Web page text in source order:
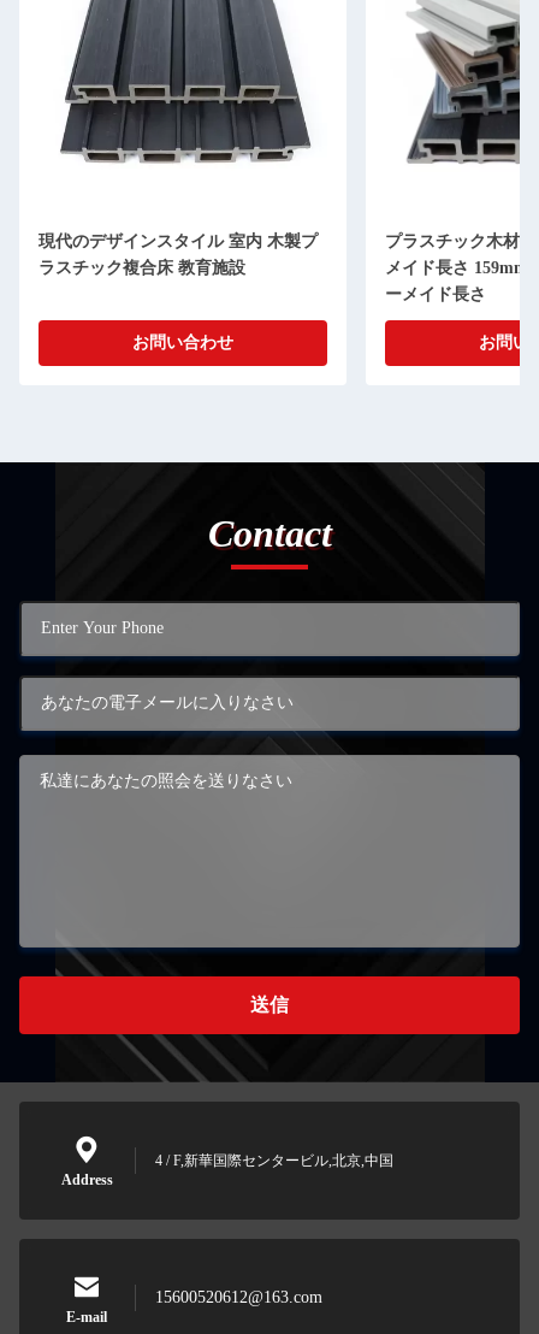
現代のデザインスタイル 室内 木製プ
ラスチック複合床 教育施設
お問い合わせ
プラスチック木材
メイド長さ 159mm
ーメイド長さ
お問い
Contact
送信
Address
4 / F,新華国際センタービル,北京,中国
E-mail
15600520612@163.com